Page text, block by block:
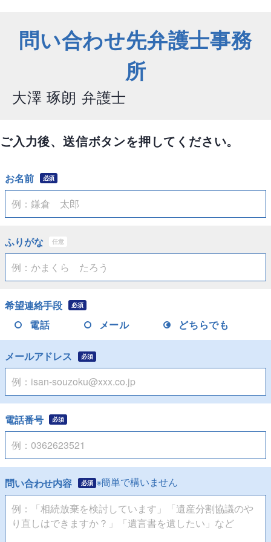
問い合わせ先弁護士事務
所
大澤 琢朗 弁護士
ご入力後、送信ボタンを押してください。
お名前 必須
ふりがな 任意
希望連絡手段 必須
電話 メール どちらでも
メールアドレス 必須
電話番号 必須
問い合わせ内容 必須 ※簡単で構いません